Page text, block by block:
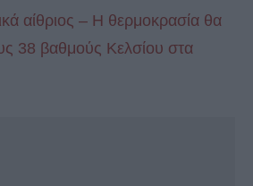
αίθριος – Η θερμοκρασία θα
38 βαθμούς Κελσίου στα